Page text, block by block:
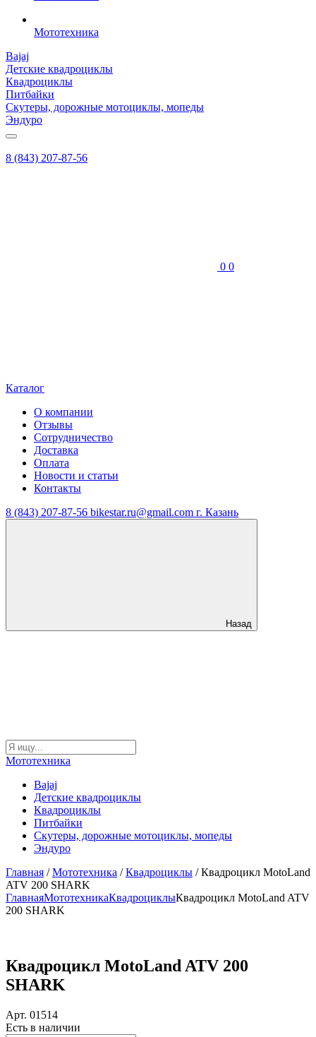
Мототехника
Bajaj
Детские квадроциклы
Квадроциклы
Питбайки
Скутеры, дорожные мотоциклы, мопеды
Эндуро
8 (843) 207-87-56
0 0
Каталог
О компании
Отзывы
Сотрудничество
Доставка
Оплата
Новости и статьи
Контакты
8 (843) 207-87-56 bikestar.ru@gmail.com г. Казань
Назад
Мототехника
Bajaj
Детские квадроциклы
Квадроциклы
Питбайки
Скутеры, дорожные мотоциклы, мопеды
Эндуро
Главная /Мототехника /Квадроциклы / Квадроцикл MotoLand
ATV 200 SHARK
ГлавнаяМототехникаКвадроциклыКвадроцикл MotoLand ATV
200 SHARK
Квадроцикл MotoLand ATV 200
SHARK
Арт. 01514
Есть в наличии